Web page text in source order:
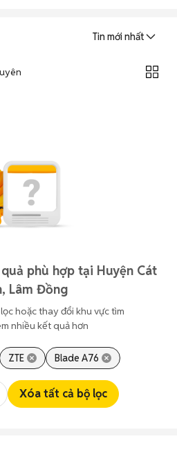
Tin mới nhất
phù hợp tại Huyện Cát
Lâm Đồng
hoặc thay đổi khu vực tìm
nhiều kết quả hơn
ZTE Blade A76
Xóa tất cả bộ lọc